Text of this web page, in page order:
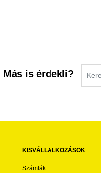
Más is érdekli?
KISVÁLLALKOZÁSOK
Számlák